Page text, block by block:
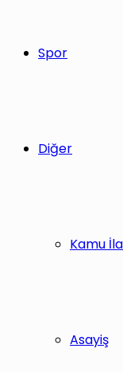
Spor
Diğer
Kamu
Asayiş